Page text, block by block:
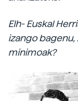
Elh- Euskal
izango bagenu,
minimoak?